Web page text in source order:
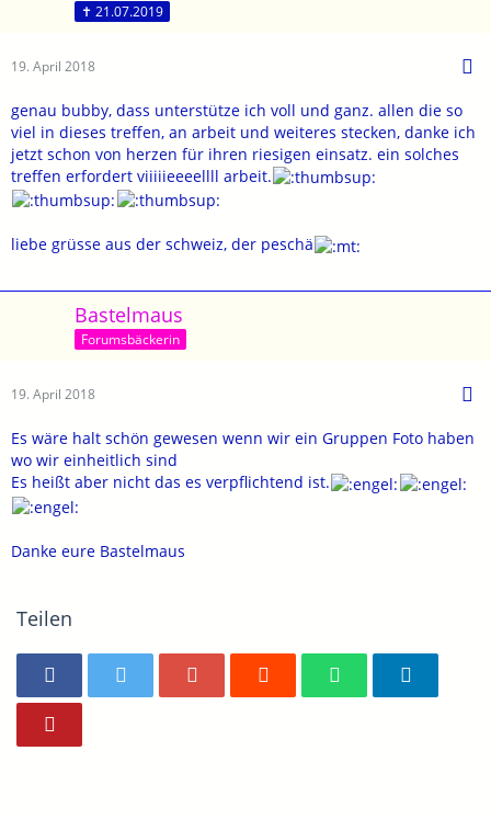
✝ 21.07.2019
19. April 2018
genau bubby, dass unterstütze ich voll und ganz. allen die so
viel in dieses treffen, an arbeit und weiteres stecken, danke ich
jetzt schon von herzen für ihren riesigen einsatz. ein solches
treffen erfordert viiiiieeeellll arbeit.
liebe grüsse aus der schweiz, der peschä
Bastelmaus
Forumsbäckerin
19. April 2018
Es wäre halt schön gewesen wenn wir ein Gruppen Foto haben
wo wir einheitlich sind
Es heißt aber nicht das es verpflichtend ist.
Danke eure Bastelmaus
Teilen